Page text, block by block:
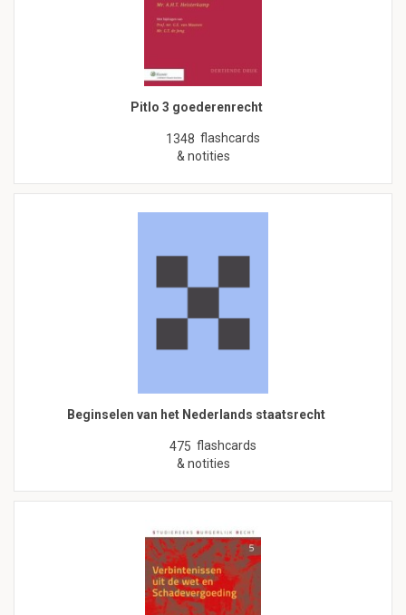
Pitlo 3 goederenrecht
1348 flashcards
& notities
Beginselen van het Nederlands staatsrecht
475 flashcards
& notities